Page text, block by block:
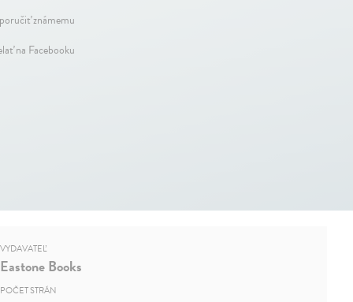
známemu
na Facebooku
VYDAVATEĽ
Eastone Books
POČET STRÁN